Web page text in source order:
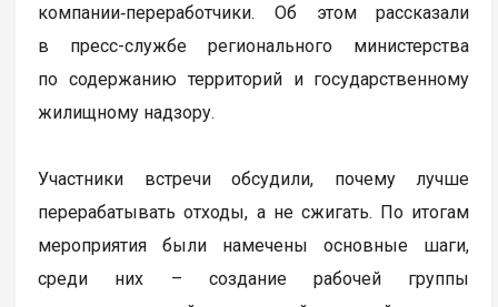
компании‑переработчики. Об этом рассказали
в пресс-службе регионального министерства
по содержанию территорий и государственному
жилищному надзору.
Участники встречи обсудили, почему лучше
перерабатывать отходы, а не сжигать. По итогам
мероприятия были намечены основные шаги,
среди них – создание рабочей группы